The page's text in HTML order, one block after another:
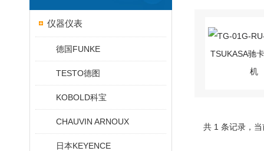
仪器仪表
德国FUNKE
TESTO德图
KOBOLD科宝
CHAUVIN ARNOUX
日本KEYENCE
共 1 条记录，